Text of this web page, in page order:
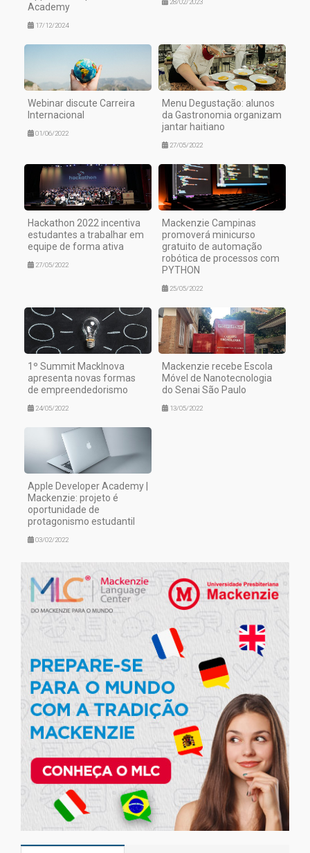
Academy
17/12/2024
28/02/2023
Webinar discute Carreira
Internacional
01/06/2022
Menu Degustação: alunos
da Gastronomia organizam
jantar haitiano
27/05/2022
Hackathon 2022 incentiva
estudantes a trabalhar em
equipe de forma ativa
27/05/2022
Mackenzie Campinas
promoverá minicurso
gratuito de automação
robótica de processos com
PYTHON
25/05/2022
1º Summit MackInova
apresenta novas formas
de empreendedorismo
24/05/2022
Mackenzie recebe Escola
Móvel de Nanotecnologia
do Senai São Paulo
13/05/2022
Apple Developer Academy |
Mackenzie: projeto é
oportunidade de
protagonismo estudantil
03/02/2022